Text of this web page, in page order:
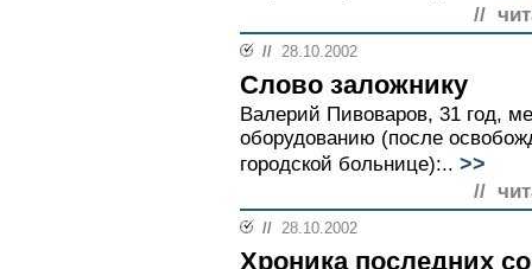
//
// 28.10.2002
Слово заложнику
Валерий Пивоваров, 31 год,
оборудованию (после
городской больнице):.. >>
//
// 28.10.2002
Хроника последних